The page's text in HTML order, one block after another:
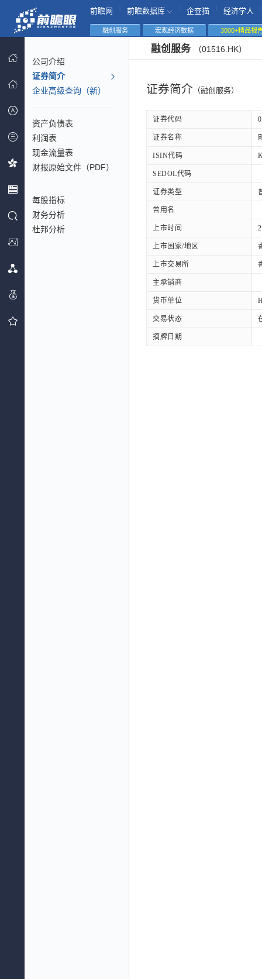
前瞻网 前瞻数据库 企查猫 经济学人
融创服务 宏观经济数据 3000+精品报
公司介绍
证券简介
企业高级查询（新）
资产负债表
利润表
现金流量表
财报原始文件（PDF）
每股指标
财务分析
杜邦分析
融创服务 （01516.HK）
证券简介 （融创服务）
证券代码
证券名称
ISIN代码
SEDOL代码
证券类型
曾用名
上市时间
上市国家/地区
上市交易所
主承销商
货币单位
交易状态
摘牌日期